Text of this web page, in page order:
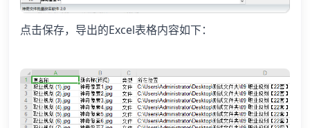
点击保存，导出的Excel表格内容如下：